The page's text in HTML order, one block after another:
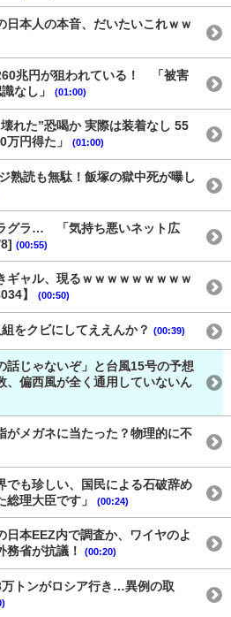
日本人の本音、だいたいこれｗｗ
兆円が狙われている！ 「被害
なし」
(01:00)
壊れた”恐喝か 実際は装着なし 55
万円得た」
(01:00)
熟読も無駄！飯塚の獄中死が曝し
グラ… 「気持ち悪いネット広
(00:55)
ギャル、現るｗｗｗｗｗｗｗｗｗ
】
(00:50)
をクビにしてええんか？ (00:39)
話じゃないぞ」と台風15号の予想
、偏西風が全く通用していないん
がメガネに当たった？物理的に不
でも珍しい、国民による石破辞め
総理大臣です」
(00:24)
日本EEZ内で調査か、ワイヤのよ
省が抗議！
(00:20)
トンがロシア行き…異例の取